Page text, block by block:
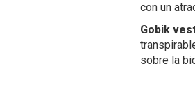
con un
Gobik
sobre la